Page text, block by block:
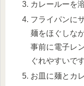
カレールーを
フライパンに
麺をほぐしな
事前に電子レ
ぐれやすいです
お皿に麺とカ